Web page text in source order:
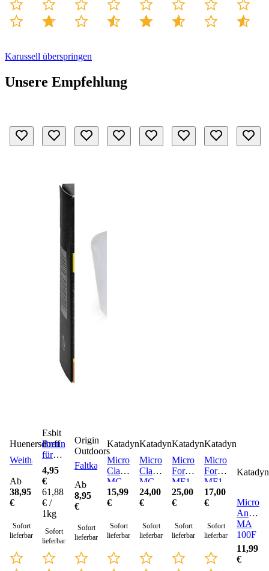
Karussell überspringen
Unsere Empfehlung
Huenersdorff
Weithalskanister
Ab
38,95
€
Sofort
lieferbar
Esbit
Brennstoff
für
Esbitkocher
4,95
€
61,88
€ /
1kg
Sofort
lieferbar
Origin
Outdoors
Faltkanister
Ab
8,95
€
Sofort
lieferbar
Katadyn
Micropur
Classic
MC
1T 50
Tabletten
15,99
€
Sofort
lieferbar
Katadyn
Micropur
Classic
MC
1T
100
24,00
€
Sofort
lieferbar
Katadyn
Micropur
Forte
MF1
100
Tabletten
25,00
€
Sofort
lieferbar
Katadyn
Micropur
Forte
MF1
50
Tabletten
17,00
€
Sofort
lieferbar
Katadyn
MA
100F
10 ml
11,99
€